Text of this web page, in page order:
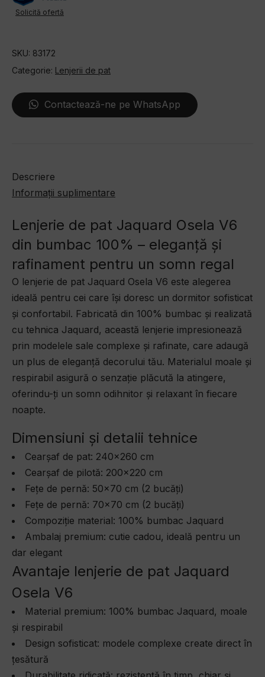
V6
100%
Solicită ofertă
SKU: 83172
Categorie: Lenjerii de pat
Contactează-ne pe WhatsApp
Descriere
Informații suplimentare
Lenjerie de pat Jaquard Osela V6
din bumbac 100% – eleganță și
rafinament pentru un somn regal
O lenjerie de pat Jaquard Osela V6 este alegerea
ideală pentru cei care își doresc un dormitor sofisticat
și confortabil. Fabricată din 100% bumbac și realizată
cu tehnica Jaquard, această lenjerie impresionează
prin modelele sale complexe și rafinate, care adaugă
un plus de eleganță decorului tău. Materialul moale și
respirabil asigură o senzație plăcută la atingere,
oferindu-ți un somn odihnitor și relaxant în fiecare
noapte.
Dimensiuni și detalii tehnice
Cearșaf de pat: 240×260 cm
Cearșaf de pilotă: 200×220 cm
Fețe de pernă: 50×70 cm (2 bucăți)
Fețe de pernă: 70×70 cm (2 bucăți)
Compoziție material: 100% bumbac Jaquard
Ambalaj premium: cutie cadou, ideală pentru un
dar elegant
Avantaje lenjerie de pat Jaquard
Osela V6
Material premium: 100% bumbac Jaquard, moale
și respirabil
Design sofisticat: modele complexe create direct în
țesătură